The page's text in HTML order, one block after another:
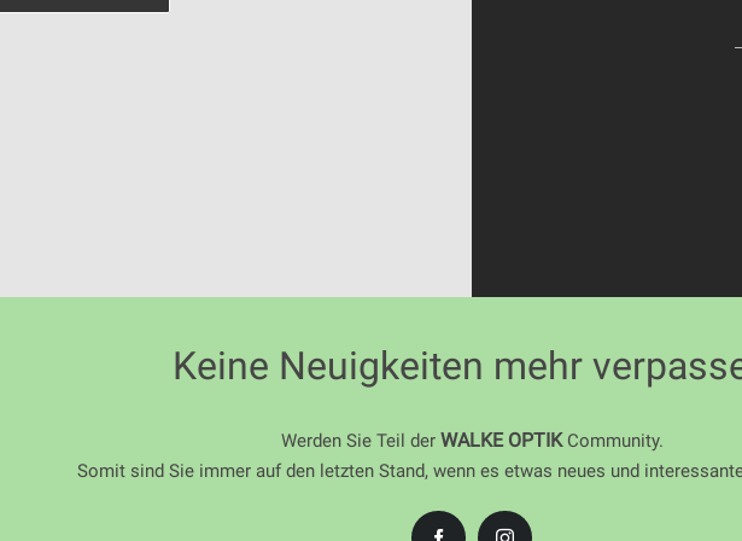
Keine Neuigkeiten mehr
Werden Sie Teil der WALKE OPTIKCommunity.
Somit sind Sie immer auf den letzten Stand, wenn es etwas neues und